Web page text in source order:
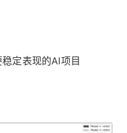
定表现的AI项目